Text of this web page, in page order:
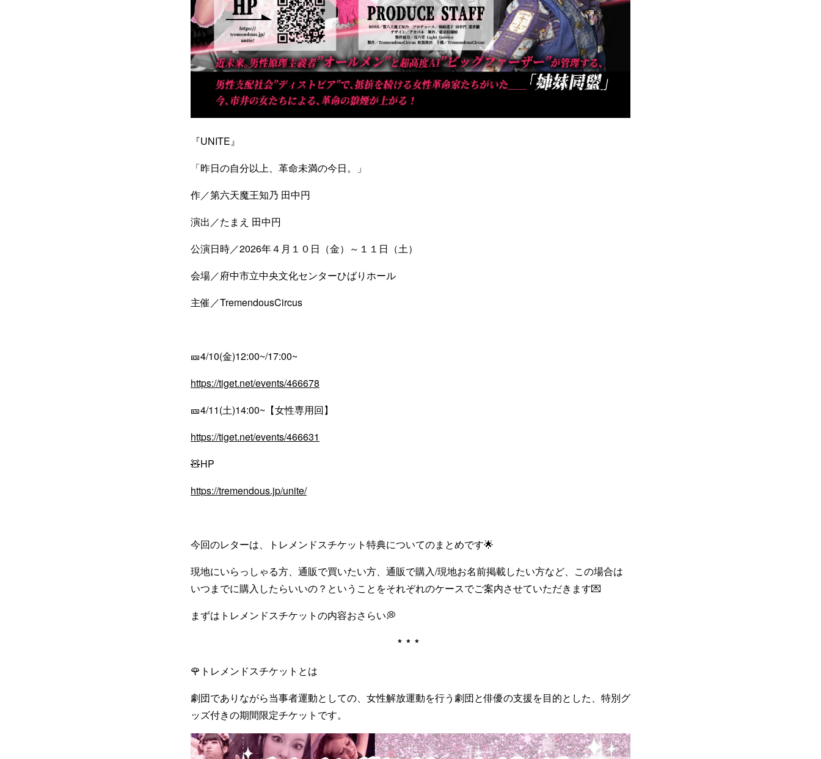
『UNITE』
「昨日の自分以上、革命未満の今日。」
作／第六天魔王知乃 田中円
演出／たまえ 田中円
公演日時／2026年４月１０日（金）～１１日（土）
会場／府中市立中央文化センターひばりホール
主催／TremendousCircus
🎫4/10(金)12:00~/17:00~
https://tiget.net/events/466678
🎫4/11(土)14:00~【女性専用回】
https://tiget.net/events/466631
🧸HP
https://tremendous.jp/unite/
今回のレターは、トレメンドスチケット特典についてのまとめです🌟
現地にいらっしゃる方、通販で買いたい方、通販で購入/現地お名前掲載したい方など、この場合は
いつまでに購入したらいいの？ということをそれぞれのケースでご案内させていただきます💌
まずはトレメンドスチケットの内容おさらい💭
***
🌹トレメンドスチケットとは
劇団でありながら当事者運動としての、女性解放運動を行う劇団と俳優の支援を目的とした、特別グ
ッズ付きの期間限定チケットです。